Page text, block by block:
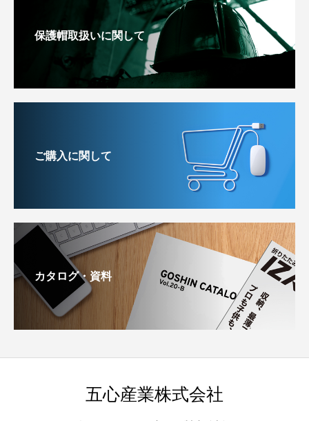
保護帽取扱いに関して
ご購入に関して
カタログ・資料
五心産業株式会社